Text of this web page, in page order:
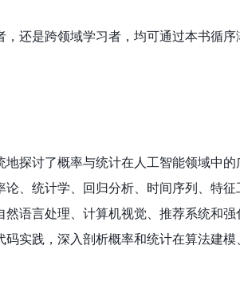
还是跨领域学习者，均可通过本书循
地探讨了概率与统计在人工智能领域中
、统计学、回归分析、时间序列、特
语言处理、计算机视觉、推荐系统和
实践，深入剖析概率和统计在算法建